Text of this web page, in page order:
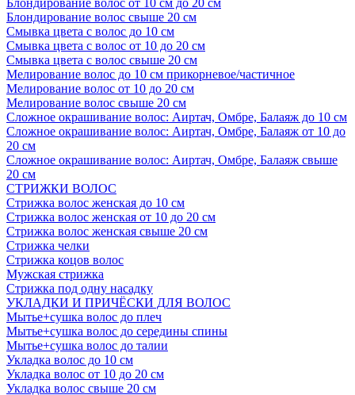
Блондирование волос от 10 см до 20 см
Блондирование волос свыше 20 см
Смывка цвета с волос до 10 см
Смывка цвета с волос от 10 до 20 см
Смывка цвета с волос свыше 20 см
Мелирование волос до 10 см прикорневое/частичное
Мелирование волос от 10 до 20 см
Мелирование волос свыше 20 см
Сложное окрашивание волос: Аиртач, Омбре, Балаяж до 10 см
Сложное окрашивание волос: Аиртач, Омбре, Балаяж от 10 до
20 см
Сложное окрашивание волос: Аиртач, Омбре, Балаяж свыше
20 см
СТРИЖКИ ВОЛОС
Стрижка волос женская до 10 см
Стрижка волос женская от 10 до 20 см
Стрижка волос женская свыше 20 см
Стрижка челки
Стрижка коцов волос
Мужская стрижка
Стрижка под одну насадку
УКЛАДКИ И ПРИЧЁСКИ ДЛЯ ВОЛОС
Мытье+сушка волос до плеч
Мытье+сушка волос до середины спины
Мытье+сушка волос до талии
Укладка волос до 10 см
Укладка волос от 10 до 20 см
Укладка волос свыше 20 см